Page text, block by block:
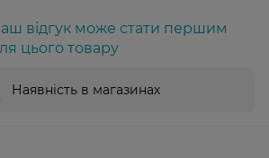
відгук може стати першим
цього товару
Наявність в магазинах